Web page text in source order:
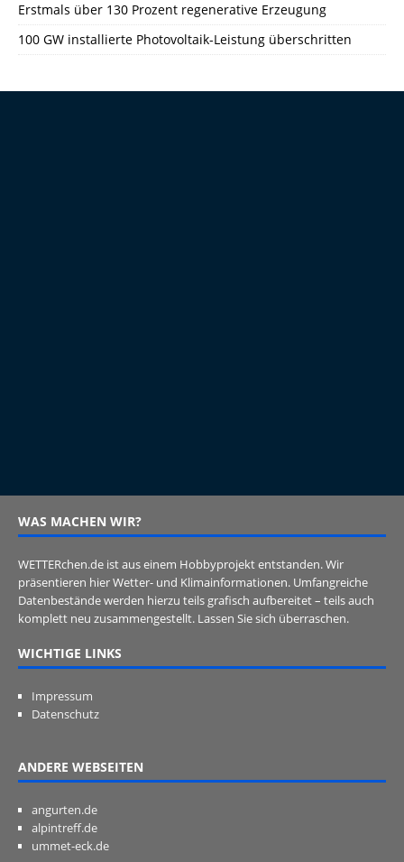
Erstmals über 130 Prozent regenerative Erzeugung
100 GW installierte Photovoltaik-Leistung überschritten
WAS MACHEN WIR?
WETTERchen.de ist aus einem Hobbyprojekt entstanden. Wir
präsentieren hier Wetter- und Klimainformationen. Umfangreiche
Datenbestände werden hierzu teils grafisch aufbereitet – teils auch
komplett neu zusammengestellt. Lassen Sie sich überraschen.
WICHTIGE LINKS
Impressum
Datenschutz
ANDERE WEBSEITEN
angurten.de
alpintreff.de
ummet-eck.de